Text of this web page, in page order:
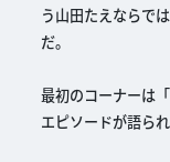
う山田たえならで
だ。
最初のコーナーは
エピソードが語られ